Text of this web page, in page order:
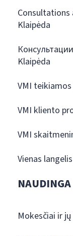
Klaipėda
Klaipėda
VMI
VMI kliento
VMI
Vienas
NAUDINGA
Mokesčiai ir